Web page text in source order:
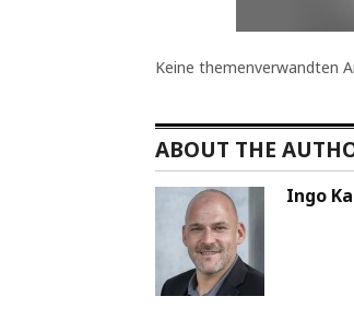
Keine themenverwandten
ABOUT THE
Ingo